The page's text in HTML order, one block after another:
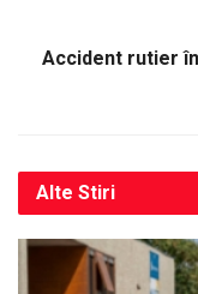
Accident rutier
Alte Stiri